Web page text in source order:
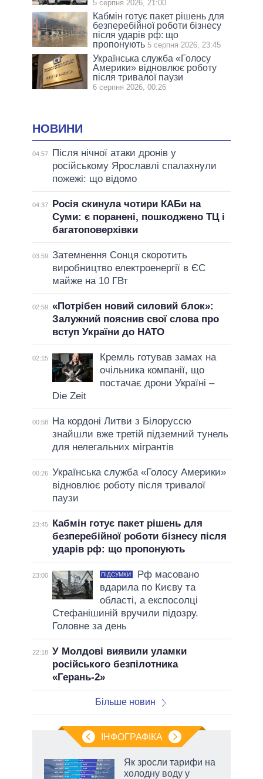
5 серпня 2026, 21:00
Кабмін готує пакет рішень для
безперебійної роботи бізнесу
після ударів рф: що
пропонують 5 серпня 2026, 23:45
Українська служба «Голосу
Америки» відновлює роботу
після тривалої паузи
6 серпня 2026, 00:26
НОВИНИ
04:57
Після нічної атаки дронів у
російському Ярославлі спалахнули
пожежі: що відомо
04:37
Росія скинула чотири КАБи на
Суми: є поранені, пошкоджено ТЦ і
багатоповерхівки
03:59 Затемнення Сонця скоротить
виробництво електроенергії в ЄС
майже на 10 ГВт
02:59 «Потрібен новий силовий блок»:
Залужний пояснив свої слова про
вступ України до НАТО
02:15
Кремль готував замах на
очільника компанії, що
постачає дрони Україні –
Die Zeit
00:58
На кордоні Литви з Білоруссю
знайшли вже третій підземний тунель
для нелегальних мігрантів
00:26 Українська служба «Голосу Америки»
відновлює роботу після тривалої
паузи
23:45
Кабмін готує пакет рішень для
безперебійної роботи бізнесу після
ударів рф: що пропонують
23:00 ПІДСУМКИ
Рф масовано
вдарила по Києву та
області, а експосолці
Стефанішиній вручили підозру.
Головне за день
22:18 У Молдові виявили уламки
російського безпілотника
«Герань-2»
Більше новин
ІНФОГРАФІКА
Як зросли тарифи на
холодну воду у